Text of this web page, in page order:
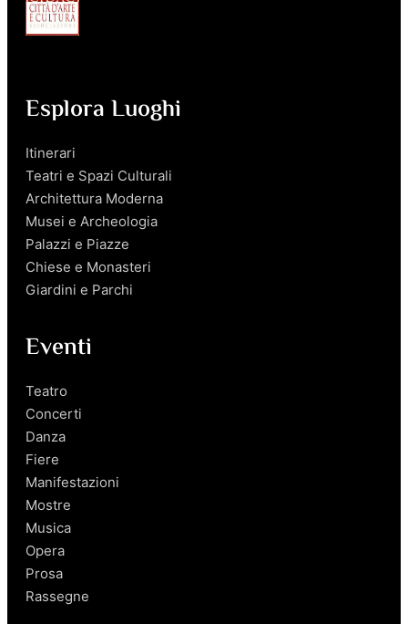
Esplora Luoghi
Itinerari
Teatri e Spazi Culturali
Architettura Moderna
Musei e Archeologia
Palazzi e Piazze
Chiese e Monasteri
Giardini e Parchi
Eventi
Teatro
Concerti
Danza
Fiere
Manifestazioni
Mostre
Musica
Opera
Prosa
Rassegne